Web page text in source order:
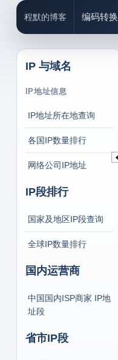
程默的博客 编码转换
IP 与域名
IP地址信息
IP地址所在地查询
各国IP数量排行
网络公司IP地址
IP段排行
国家及地区IP段查询
全球IP数量排行
国内运营商
中国国内ISP商家 IP地
址段
省市IP段